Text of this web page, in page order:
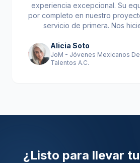
experiencia excepcional. Su
por completo en nuestro
servicio de primera. Nos
Alicia Soto
JoM - Jóvenes Mexicanos
Talentos A.C.
¿Listo para llevar